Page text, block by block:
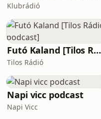
Klubrádió
Futó Kaland [Tilos Rádió podcast]
Tilos Rádió
Napi vicc podcast
Napi Vicc